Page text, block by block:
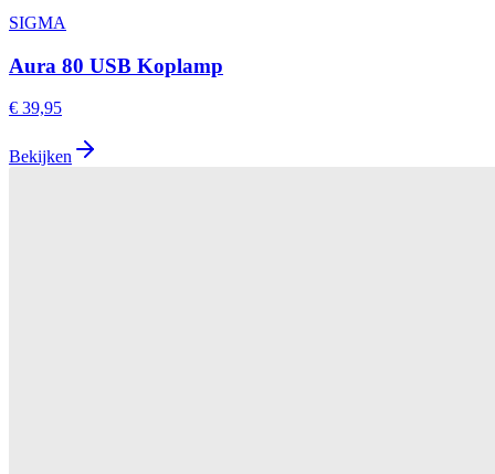
SIGMA
Aura 80 USB Koplamp
€ 39,95
Bekijken